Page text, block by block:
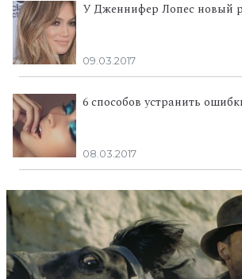
У Дженнифер Лопес новый
09.03.2017
6 способов устранить
08.03.2017